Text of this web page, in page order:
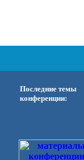
Последние темы
конференции: